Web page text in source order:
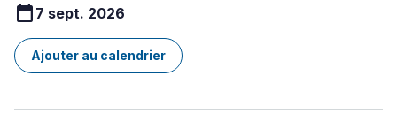
calendar_today 7 sept. 2026
Ajouter au calendrier